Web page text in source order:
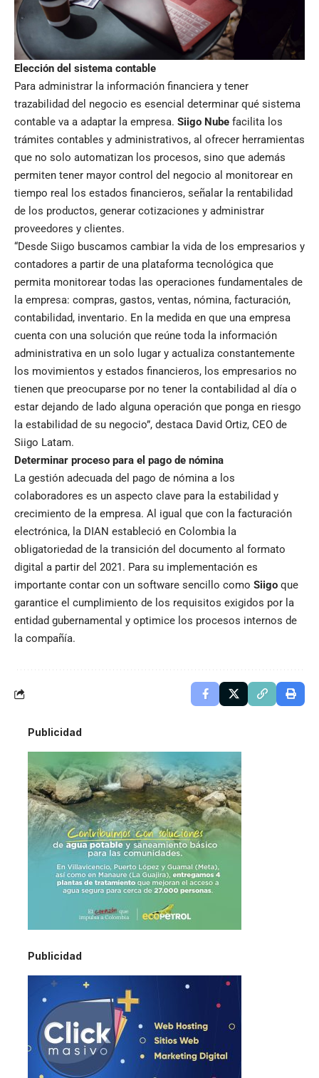
Elección del sistema contable
Para administrar la información financiera y tener
trazabilidad del negocio es esencial determinar qué sistema
contable va a adaptar la empresa. Siigo Nube facilita los
trámites contables y administrativos, al ofrecer herramientas
que no solo automatizan los procesos, sino que además
permiten tener mayor control del negocio al monitorear en
tiempo real los estados financieros, señalar la rentabilidad
de los productos, generar cotizaciones y administrar
proveedores y clientes.
“Desde Siigo buscamos cambiar la vida de los empresarios y
contadores a partir de una plataforma tecnológica que
permita monitorear todas las operaciones fundamentales de
la empresa: compras, gastos, ventas, nómina, facturación,
contabilidad, inventario. En la medida en que una empresa
cuenta con una solución que reúne toda la información
administrativa en un solo lugar y actualiza constantemente
los movimientos y estados financieros, los empresarios no
tienen que preocuparse por no tener la contabilidad al día o
estar dejando de lado alguna operación que ponga en riesgo
la estabilidad de su negocio”, destaca David Ortiz, CEO de
Siigo Latam.
Determinar proceso para el pago de nómina
La gestión adecuada del pago de nómina a los
colaboradores es un aspecto clave para la estabilidad y
crecimiento de la empresa. Al igual que con la facturación
electrónica, la DIAN estableció en Colombia la
obligatoriedad de la transición del documento al formato
digital a partir del 2021. Para su implementación es
importante contar con un software sencillo como Siigo que
garantice el cumplimiento de los requisitos exigidos por la
entidad gubernamental y optimice los procesos internos de
la compañía.
Publicidad
Publicidad